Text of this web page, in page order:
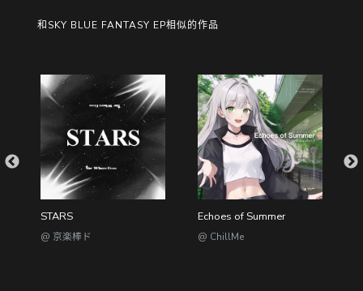
和SKY BLUE FANTASY EP相似的作品
STARS
@ 京楽棒ド
Echoes of Summer
@ ChillMe